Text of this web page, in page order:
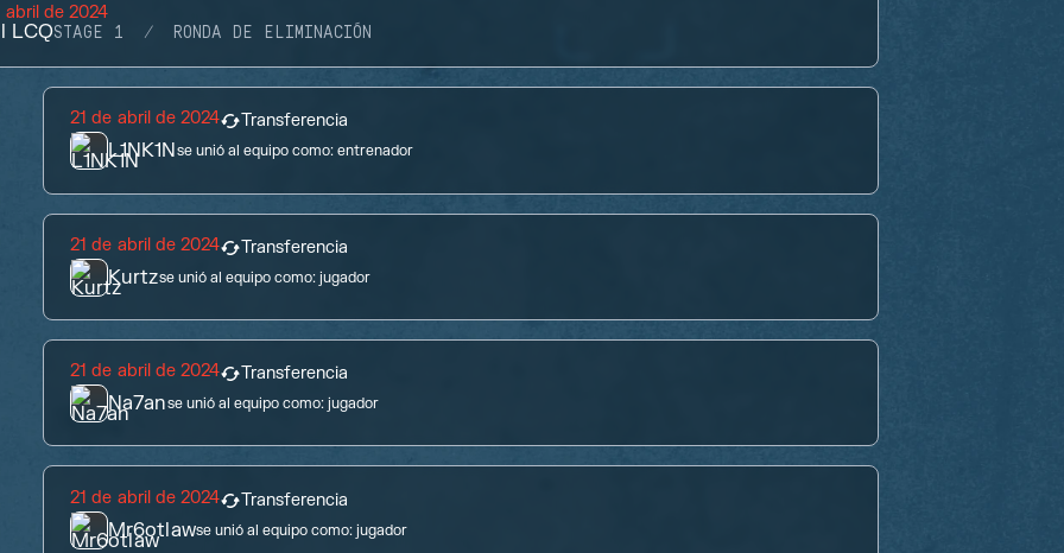
abril de 2024
LCQSTAGE 1 RONDA DE ELIMINACIÓN
21 de abril de 2024 Transferencia
L1NK1Nse unió al equipo como:entrenador
21 de abril de 2024 Transferencia
Kurtzse unió al equipo como:jugador
21 de abril de 2024 Transferencia
Na7anse unió al equipo como:jugador
21 de abril de 2024 Transferencia
Mr6otlawse unió al equipo como:jugador